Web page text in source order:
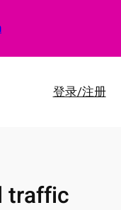
登录/注册
traffic